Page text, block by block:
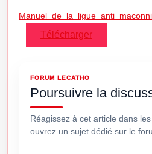
Télécharger
FORUM LECATHO
Poursuivre la
Réagissez à cet article dans
ouvrez un sujet dédié sur le